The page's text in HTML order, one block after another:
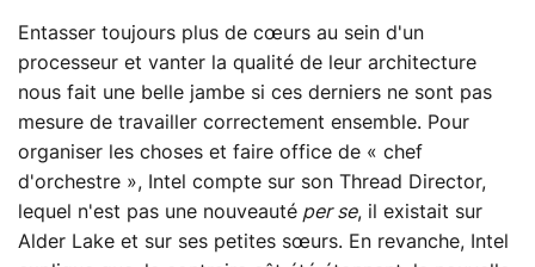
Entasser toujours plus de cœurs au sein d'un
processeur et vanter la qualité de leur architecture
nous fait une belle jambe si ces derniers ne sont pas
mesure de travailler correctement ensemble. Pour
organiser les choses et faire office de « chef
d'orchestre », Intel compte sur son Thread Director,
lequel n'est pas une nouveauté per se, il existait sur
Alder Lake et sur ses petites sœurs. En revanche, Intel